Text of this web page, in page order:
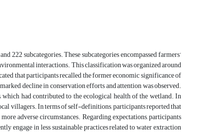
222 subcategories. These subcategories encompassed farmers’
interactions. This classification was organized around
that participants recalled the former economic significance of
decline in conservation efforts and attention was observed.
had contributed to the ecological health of the wetland. In
villagers. In terms of self-definitions, participants reported that
adverse circumstances. Regarding expectations, participants
engage in less sustainable practices related to water extraction